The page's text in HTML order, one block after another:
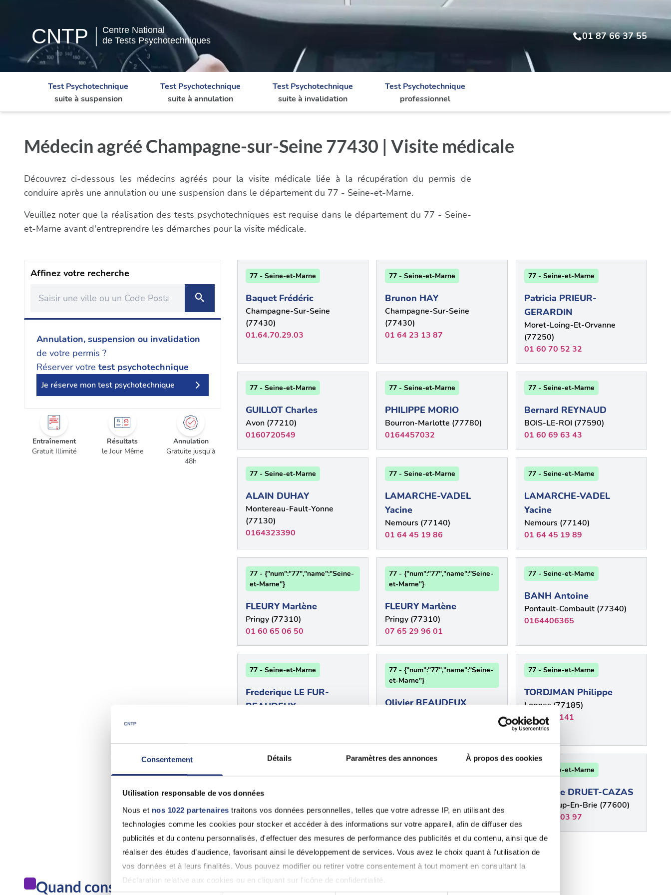
Consentement Détails Paramètres des annonces À propos des cookies
Utilisation responsable de vos données
Nous et nos 1022 partenaires traitons vos données personnelles, telles que votre adresse IP, en utilisant des
technologies comme les cookies pour stocker et accéder à des informations sur votre appareil, afin de diffuser des
publicités et du contenu personnalisés, d'effectuer des mesures de performance des publicités et du contenu, ainsi que de
réaliser des études d’audience, favorisant ainsi le développement de services. Vous avez le choix quant à l'utilisation de
vos données et à leurs finalités. Vous pouvez modifier ou retirer votre consentement à tout moment en consultant la
Déclaration relative aux cookies ou en cliquant sur l'icône de confidentialité.
01 87 66 37 55
Test Psychotechnique
suite à suspension
Test Psychotechnique
suite à annulation
Test Psychotechnique
suite à invalidation
Test Psychotechnique
professionnel
Médecin agréé Champagne-sur-Seine 77430 | Visite médicale
Découvrez ci-dessous les médecins agréés pour la visite médicale liée à la récupération du permis de
conduire après une annulation ou une suspension dans le département du 77 - Seine-et-Marne.
Veuillez noter que la réalisation des tests psychotechniques est requise dans le département du 77 - Seine-
et-Marne avant d'entreprendre les démarches pour la visite médicale.
Affinez votre recherche
Annulation, suspension ou invalidation
de votre permis ?
Réserver votre test psychotechnique
Je réserve mon test psychotechnique
Entraînement
Gratuit Illimité
Résultats
le Jour Même
Annulation
Gratuite jusqu'à
48h
77 - Seine-et-Marne
Baquet Frédéric
Champagne-Sur-Seine
(77430)
01.64.70.29.03
77 - Seine-et-Marne
Brunon HAY
Champagne-Sur-Seine
(77430)
01 64 23 13 87
77 - Seine-et-Marne
Patricia PRIEUR-
GERARDIN
Moret-Loing-Et-Orvanne
(77250)
01 60 70 52 32
77 - Seine-et-Marne
GUILLOT Charles
Avon (77210)
0160720549
77 - Seine-et-Marne
PHILIPPE MORIO
Bourron-Marlotte (77780)
0164457032
77 - Seine-et-Marne
Bernard REYNAUD
BOIS-LE-ROI (77590)
01 60 69 63 43
77 - Seine-et-Marne
ALAIN DUHAY
Montereau-Fault-Yonne
(77130)
0164323390
77 - Seine-et-Marne
LAMARCHE-VADEL
Yacine
Nemours (77140)
01 64 45 19 86
77 - Seine-et-Marne
LAMARCHE-VADEL
Yacine
Nemours (77140)
01 64 45 19 89
77 - {"num":"77","name":"Seine-
et-Marne"}
FLEURY Marlène
Pringy (77310)
01 60 65 06 50
77 - {"num":"77","name":"Seine-
et-Marne"}
FLEURY Marlène
Pringy (77310)
07 65 29 96 01
77 - Seine-et-Marne
BANH Antoine
Pontault-Combault (77340)
0164406365
77 - Seine-et-Marne
Frederique LE FUR-
BEAUDEUX
77 - {"num":"77","name":"Seine-
et-Marne"}
Olivier BEAUDEUX
77 - Seine-et-Marne
TORDJMAN Philippe
Lognes (77185)
0160175141
LA Bobby
Lognes (77185)
Lognes (77185)
77 - Seine-et-Marne
Françoise DRUET-CAZAS
Chanteloup-En-Brie (77600)
01 64 02 03 97
Voir plus
Quand consulter un médecin pour permis de conduire à Champagne-sur-Seine